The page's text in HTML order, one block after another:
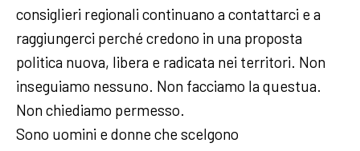
consiglieri regionali continuano a contattarci e a
raggiungerci perché credono in una proposta
politica nuova, libera e radicata nei territori. Non
inseguiamo nessuno. Non facciamo la questua.
Non chiediamo permesso.
Sono uomini e donne che scelgono